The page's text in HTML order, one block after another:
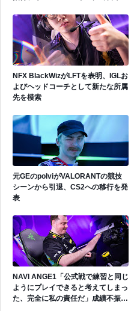
NFX BlackWizがLFTを表明、IGLお
よびヘッドコーチとして新たな所属
先を模索
元GEのpolviがVALORANTの競技
シーンから引退、CS2への移行を発
表
NAVI ANGE1「公式戦で練習と同じ
ようにプレイできると考えてしまっ
た、完全に私の責任だ」成績不振を